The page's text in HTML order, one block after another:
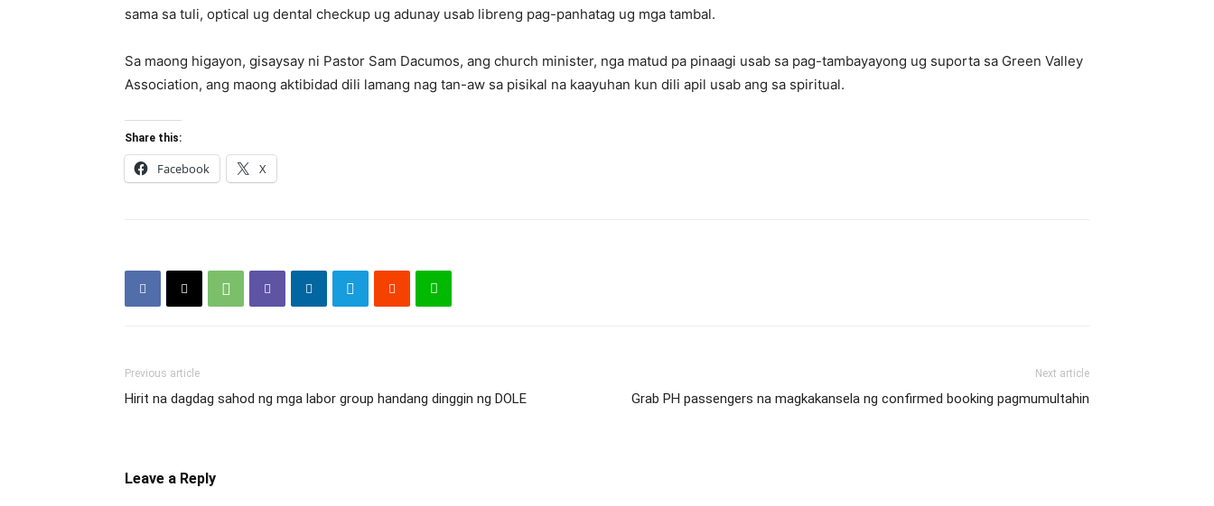
sama sa tuli, optical ug dental checkup ug adunay usab libreng pag-panhatag ug mga tambal.
Sa maong higayon, gisaysay ni Pastor Sam Dacumos, ang church minister, nga matud pa pinaagi usab sa pag-tambayayong ug suporta sa Green Valley
Association, ang maong aktibidad dili lamang nag tan-aw sa pisikal na kaayuhan kun dili apil usab ang sa spiritual.
Share this:
Facebook X
Previous article
Hirit na dagdag sahod ng mga labor group handang dinggin ng DOLE
Next article
Grab PH passengers na magkakansela ng confirmed booking pagmumultahin
Leave a Reply